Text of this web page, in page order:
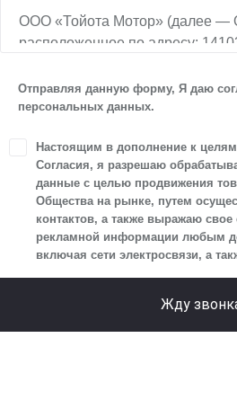
ООО «Тойота Мотор» (далее —
расположенное по адресу:
Автомобильный, стр. 5А/1,
персональных данных.
1. Настоящим я даю согласие
своих персональных данных, а
фамилии, контактных данных
и адрес электронной почты),
о впечатлениях, интересах,
к автомобилю(-ям) и товарам/
сайта, уникального
предпочтительного времени и
Отправляя данную форму, Я даю
персональных данных.
Настоящим в дополнение к
Согласия, я разрешаю
данные с целью продвижения
Общества на рынке, путем
контактов, а также выражаю свое
рекламной информации любым
включая сети электросвязи, а
Жду